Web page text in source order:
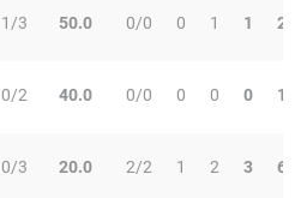
1/3 50.0 0/0 0 1 1 2
0/2 40.0 0/0 0 0 0 1
0/3 20.0 2/2 1 2 3 6